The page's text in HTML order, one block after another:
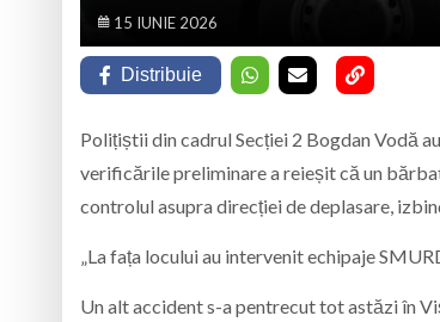
15 IUNIE 2026
Distribuie
Polițiștii din cadrul Secției 2 Bogdan Vodă
verificările preliminare a reieșit că un
controlul asupra direcției de deplasare,
„La fața locului au intervenit echipaje
Un alt accident s-a pentrecut tot astăzi în